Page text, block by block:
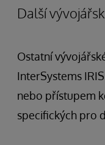
Další
Ostatní
InterSystems
nebo přístupem
specifických pro